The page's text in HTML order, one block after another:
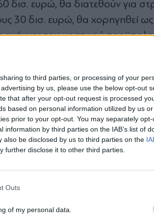
to third parties, or processing of your
by us, please use the below opt-out
that after your opt-out request is processed
based on personal information utilized by us
prior to your opt-out. You may separately
information by third parties on the IAB’s list of
also be disclosed by us to third parties on the
further disclose it to other third parties.
Outs
of my personal data.
ευρώ, θα διατεθούν για
30 δισ. ευρώ, θα χορηγηθεί ως
του κρατικού
στοιχεία. Η
παγωμένα ρωσικά κεφάλαια που
σε πλήρη συμμόρφωση με το
της ΕΕ για τη μακροπρόθεσμη
εν μέσω της συνεχιζόμενης
newsletter